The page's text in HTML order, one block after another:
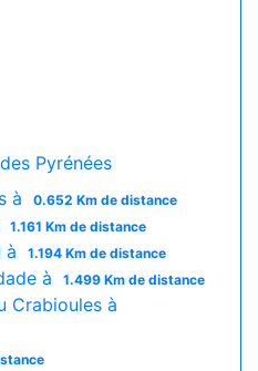
Pyrénées
à
0.652 Km de distance
1.161 Km de distance
à 1.194 Km de distance
à 1.499 Km de distance
Crabioules à